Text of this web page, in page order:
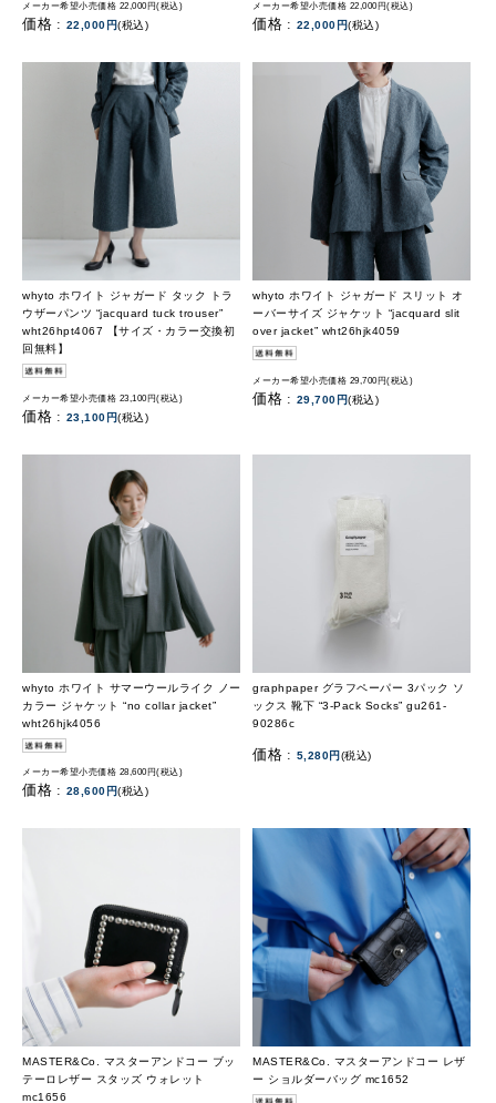
メーカー希望小売価格 22,000円(税込)
価格 : 22,000円(税込)
メーカー希望小売価格 22,000円(税込)
価格 : 22,000円(税込)
whyto ホワイト ジャガード タック トラ
ウザーパンツ “jacquard tuck trouser”
wht26hpt4067 【サイズ・カラー交換初
回無料】
メーカー希望小売価格 23,100円(税込)
価格 : 23,100円(税込)
whyto ホワイト ジャガード スリット オ
ーバーサイズ ジャケット “jacquard slit
over jacket” wht26hjk4059
メーカー希望小売価格 29,700円(税込)
価格 : 29,700円(税込)
whyto ホワイト サマーウールライク ノー
カラー ジャケット “no collar jacket”
wht26hjk4056
メーカー希望小売価格 28,600円(税込)
価格 : 28,600円(税込)
graphpaper グラフペーパー 3パック ソ
ックス 靴下 “3-Pack Socks” gu261-
90286c
価格 : 5,280円(税込)
MASTER&Co. マスターアンドコー ブッ
テーロレザー スタッズ ウォレット
mc1656
MASTER&Co. マスターアンドコー レザ
ー ショルダーバッグ mc1652